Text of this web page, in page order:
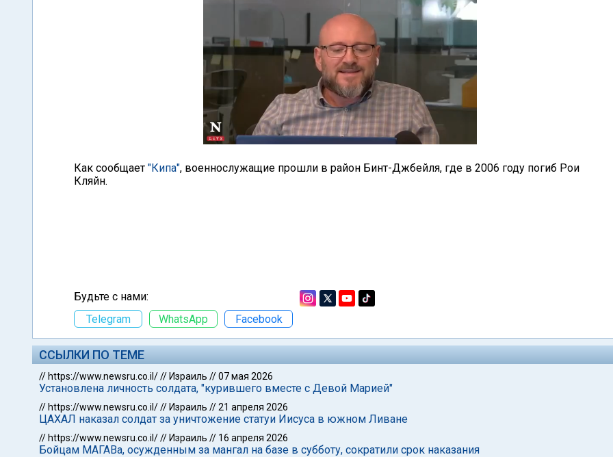
Как сообщает "Кипа", военнослужащие прошли в район Бинт-Джбейля, где в 2006 году погиб Рои
Кляйн.
Будьте с нами:
Telegram
WhatsApp Facebook
ССЫЛКИ ПО ТЕМЕ
// https://www.newsru.co.il/// Израиль //07 мая 2026
Установлена личность солдата, "курившего вместе с Девой Марией"
// https://www.newsru.co.il/// Израиль //21 апреля 2026
ЦАХАЛ наказал солдат за уничтожение статуи Иисуса в южном Ливане
// https://www.newsru.co.il/// Израиль // 16 апреля 2026
Бойцам МАГАВа, осужденным за мангал на базе в субботу, сократили срок наказания